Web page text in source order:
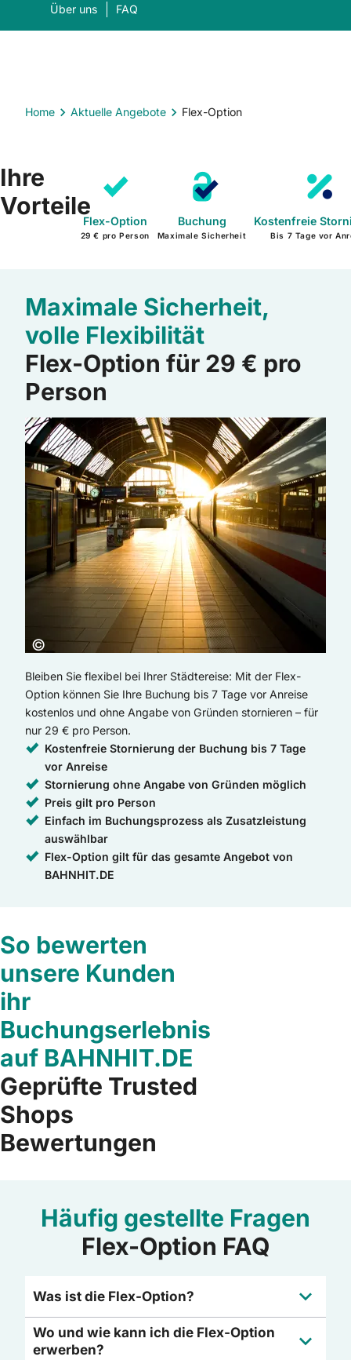
Über uns FAQ
Home Aktuelle Angebote Flex-Option
Ihre
Vorteile
Flex-Option
29 € pro Person
Buchung
Maximale Sicherheit
Kostenfreie
Bis 7 Tage vor
Maximale Sicherheit,
volle Flexibilität
Flex-Option für 29 € pro
Person
Copyright:
©
Bleiben Sie flexibel bei Ihrer Städtereise: Mit der Flex-
Option können Sie Ihre Buchung bis 7 Tage vor Anreise
kostenlos und ohne Angabe von Gründen stornieren – für
nur 29 € pro Person.
Kostenfreie Stornierung der Buchung bis 7 Tage
vor Anreise
Stornierung ohne Angabe von Gründen möglich
Preis gilt pro Person
Einfach im Buchungsprozess als Zusatzleistung
auswählbar
Flex-Option gilt für das gesamte Angebot von
BAHNHIT.DE
So bewerten
unsere Kunden
ihr
Buchungserlebnis
auf BAHNHIT.DE
Geprüfte Trusted
Shops
Bewertungen
Häufig gestellte Fragen
Flex-Option FAQ
Was ist die Flex-Option?
Wo und wie kann ich die Flex-Option
erwerben?